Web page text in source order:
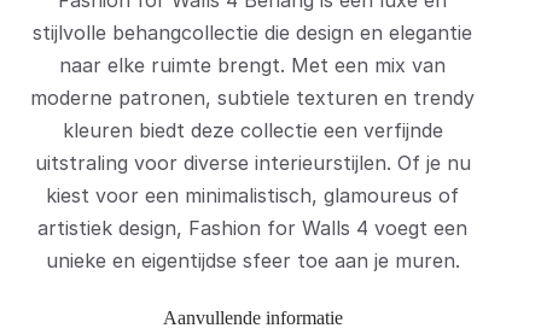
stijlvolle behangcollectie die design en elegantie
naar elke ruimte brengt. Met een mix van
moderne patronen, subtiele texturen en trendy
kleuren biedt deze collectie een verfijnde
uitstraling voor diverse interieurstijlen. Of je nu
kiest voor een minimalistisch, glamoureus of
artistiek design, Fashion for Walls 4 voegt een
unieke en eigentijdse sfeer toe aan je muren.
Aanvullende informatie